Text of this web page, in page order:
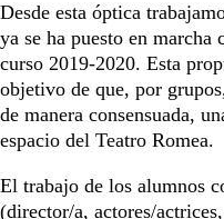
Desde esta óptica
ya se ha puesto en marcha
curso 2019-2020. Esta
objetivo de que, por
de manera consensuada,
espacio del Teatro Romea.
El trabajo de los alumnos
(director/a, actores/